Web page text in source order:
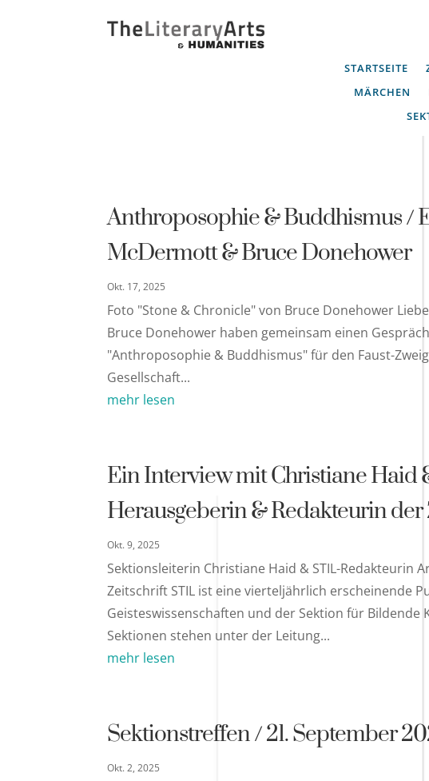
STARTSEITE
MÄRCHEN
Anthroposophie & Buddhismus /
McDermott & Bruce Donehower
Okt. 17, 2025
Foto "Stone & Chronicle" von Bruce Donehower
Bruce Donehower haben gemeinsam einen
"Anthroposophie & Buddhismus" für den Faust-
Gesellschaft...
mehr lesen
Ein Interview mit Christiane Haid
Herausgeberin & Redakteurin
Okt. 9, 2025
Sektionsleiterin Christiane Haid & STIL-Redakteurin
Zeitschrift STIL ist eine vierteljährlich erscheinende
Geisteswissenschaften und der Sektion für Bildende
Sektionen stehen unter der Leitung...
mehr lesen
Sektionstreffen / 21. September
Okt. 2, 2025